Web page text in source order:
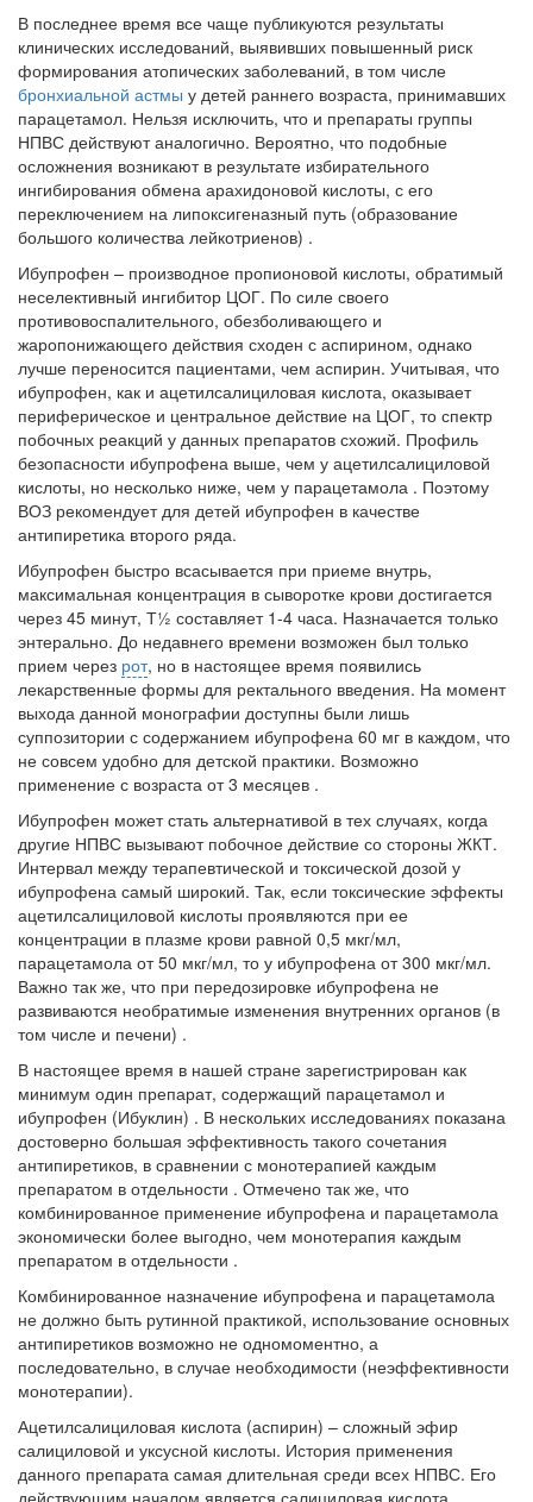
В последнее время все чаще публикуются результаты
клинических исследований, выявивших повышенный риск
формирования атопических заболеваний, в том числе
бронхиальной астмы у детей раннего возраста, принимавших
парацетамол. Нельзя исключить, что и препараты группы
НПВС действуют аналогично. Вероятно, что подобные
осложнения возникают в результате избирательного
ингибирования обмена арахидоновой кислоты, с его
переключением на липоксигеназный путь (образование
большого количества лейкотриенов) .
Ибупрофен – производное пропионовой кислоты, обратимый
неселективный ингибитор ЦОГ. По силе своего
противовоспалительного, обезболивающего и
жаропонижающего действия сходен с аспирином, однако
лучше переносится пациентами, чем аспирин. Учитывая, что
ибупрофен, как и ацетилсалициловая кислота, оказывает
периферическое и центральное действие на ЦОГ, то спектр
побочных реакций у данных препаратов схожий. Профиль
безопасности ибупрофена выше, чем у ацетилсалициловой
кислоты, но несколько ниже, чем у парацетамола . Поэтому
ВОЗ рекомендует для детей ибупрофен в качестве
антипиретика второго ряда.
Ибупрофен быстро всасывается при приеме внутрь,
максимальная концентрация в сыворотке крови достигается
через 45 минут, Т½ составляет 1-4 часа. Назначается только
энтерально. До недавнего времени возможен был только
прием через рот, но в настоящее время появились
лекарственные формы для ректального введения. На момент
выхода данной монографии доступны были лишь
суппозитории с содержанием ибупрофена 60 мг в каждом, что
не совсем удобно для детской практики. Возможно
применение с возраста от 3 месяцев .
Ибупрофен может стать альтернативой в тех случаях, когда
другие НПВС вызывают побочное действие со стороны ЖКТ.
Интервал между терапевтической и токсической дозой у
ибупрофена самый широкий. Так, если токсические эффекты
ацетилсалициловой кислоты проявляются при ее
концентрации в плазме крови равной 0,5 мкг/мл,
парацетамола от 50 мкг/мл, то у ибупрофена от 300 мкг/мл.
Важно так же, что при передозировке ибупрофена не
развиваются необратимые изменения внутренних органов (в
том числе и печени) .
В настоящее время в нашей стране зарегистрирован как
минимум один препарат, содержащий парацетамол и
ибупрофен (Ибуклин) . В нескольких исследованиях показана
достоверно большая эффективность такого сочетания
антипиретиков, в сравнении с монотерапией каждым
препаратом в отдельности . Отмечено так же, что
комбинированное применение ибупрофена и парацетамола
экономически более выгодно, чем монотерапия каждым
препаратом в отдельности .
Комбинированное назначение ибупрофена и парацетамола
не должно быть рутинной практикой, использование основных
антипиретиков возможно не одномоментно, а
последовательно, в случае необходимости (неэффективности
монотерапии).
Ацетилсалициловая кислота (аспирин) – сложный эфир
салициловой и уксусной кислоты. История применения
данного препарата самая длительная среди всех НПВС. Его
действующим началом является салициловая кислота,